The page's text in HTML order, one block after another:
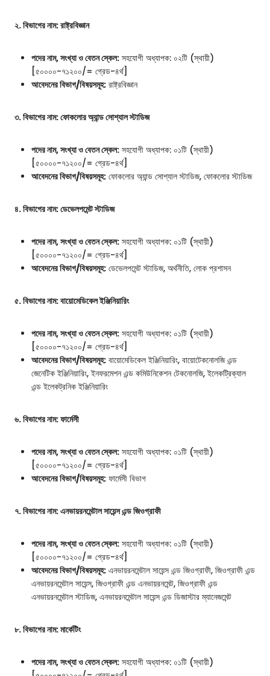
২. বিভাগের নাম: রাষ্ট্রবিজ্ঞান
পদের নাম, সংখ্যা ও বেতন স্কেল: সহযোগী অধ্যাপক: ০২টি (স্থায়ী)
[৫০০০০-৭১২০০/= গ্রেড-৪র্থ]
আবেদনের বিভাগ/বিষয়সমূহ: রাষ্ট্রবিজ্ঞান
৩. বিভাগের নাম: ফোকলোর অ্যান্ড সোশ্যাল স্টাডিজ
পদের নাম, সংখ্যা ও বেতন স্কেল: সহযোগী অধ্যাপক: ০১টি (স্থায়ী)
[৫০০০০-৭১২০০/= গ্রেড-৪র্থ]
আবেদনের বিভাগ/বিষয়সমূহ: ফোকলোর অ্যান্ড সোশ্যাল স্টাডিজ, ফোকলোর স্টাডিজ
৪. বিভাগের নাম: ডেভেলপমেন্ট স্টাডিজ
পদের নাম, সংখ্যা ও বেতন স্কেল: সহযোগী অধ্যাপক: ০১টি (স্থায়ী)
[৫০০০০-৭১২০০/= গ্রেড-৪র্থ]
আবেদনের বিভাগ/বিষয়সমূহ: ডেভেলপমেন্ট স্টাডিজ, অর্থনীতি, লোক প্রশাসন
৫. বিভাগের নাম: বায়োমেডিকেল ইঞ্জিনিয়ারিং
পদের নাম, সংখ্যা ও বেতন স্কেল: সহযোগী অধ্যাপক: ০১টি (স্থায়ী)
[৫০০০০-৭১২০০/= গ্রেড-৪র্থ]
আবেদনের বিভাগ/বিষয়সমূহ: বায়োমেডিকেল ইঞ্জিনিয়ারিং, বায়োটেকনোলজি এন্ড
জেনেটিক ইঞ্জিনিয়ারিং, ইনফরমেশন এন্ড কমিউনিকেশন টেকনোলজি, ইলেকট্রিক্যাল
এন্ড ইলেকট্রনিক ইঞ্জিনিয়ারিং
৬. বিভাগের নাম: ফার্মেসী
পদের নাম, সংখ্যা ও বেতন স্কেল: সহযোগী অধ্যাপক: ০১টি (স্থায়ী)
[৫০০০০-৭১২০০/= গ্রেড-৪র্থ]
আবেদনের বিভাগ/বিষয়সমূহ: ফার্মেসী বিভাগ
৭. বিভাগের নাম: এনভায়রনমেন্টাল সায়েন্স এন্ড জিওগ্রাফী
পদের নাম, সংখ্যা ও বেতন স্কেল: সহযোগী অধ্যাপক: ০১টি (স্থায়ী)
[৫০০০০-৭১২০০/= গ্রেড-৪র্থ]
আবেদনের বিভাগ/বিষয়সমূহ: এনভায়রনমেন্টাল সায়েন্স এন্ড জিওগ্রাফী, জিওগ্রাফী এন্ড
এনভায়রনমেন্টাল সায়েন্স, জিওগ্রাফী এন্ড এনভায়রনমেন্ট, জিওগ্রাফী এন্ড
এনভায়রনমেন্টাল স্টাডিজ, এনভায়রনমেন্টাল সায়েন্স এন্ড ডিজাস্টার ম্যানেজমেন্ট
৮. বিভাগের নাম: মার্কেটিং
পদের নাম, সংখ্যা ও বেতন স্কেল: সহযোগী অধ্যাপক: ০১টি (স্থায়ী)